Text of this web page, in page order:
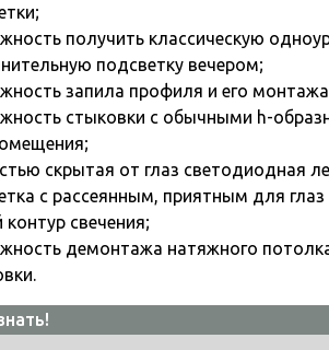
получить классическую
подсветку вечером;
запила профиля и его
стыковки с обычными h-
скрытая от глаз светодиодная
с рассеянным, приятным для глаз
контур свечения;
демонтажа натяжного